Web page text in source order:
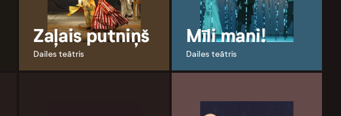
Zaļais putniņš
Dailes teātris
Mīli mani!
Dailes teātris